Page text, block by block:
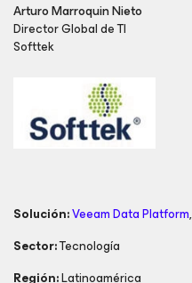
Arturo Marroquin Nieto
Director Global de TI
Softtek
Solución:Veeam Data Platform,
Sector:Tecnología
Región:Latinoamérica